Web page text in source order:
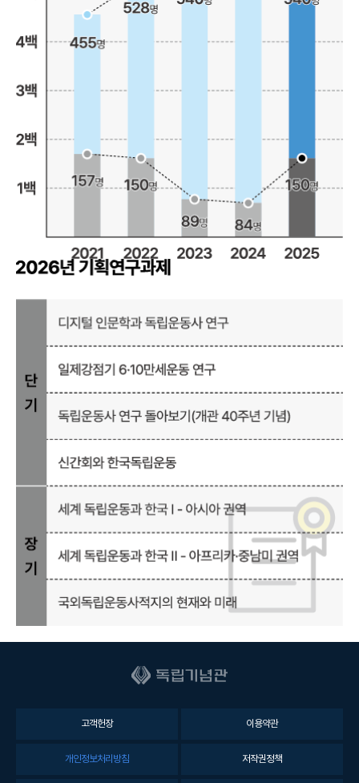
고객헌장 이용약관
개인정보처리방침 저작권정책